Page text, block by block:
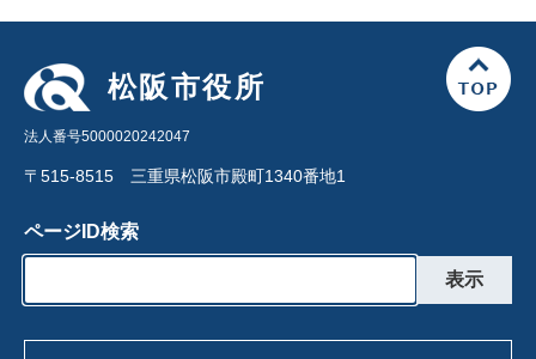
松阪市役所
法人番号5000020242047
〒515-8515 三重県松阪市殿町1340番地1
ページID検索